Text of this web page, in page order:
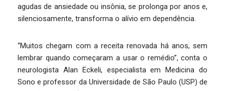
agudas de ansiedade ou insônia, se prolonga por anos e,
silenciosamente, transforma o alívio em dependência.
“Muitos chegam com a receita renovada há anos, sem
lembrar quando começaram a usar o remédio”, conta o
neurologista Alan Eckeli, especialista em Medicina do
Sono e professor da Universidade de São Paulo (USP) de